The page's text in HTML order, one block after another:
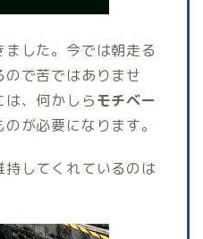
した。今では朝走る
で苦ではありませ
は、何かしらモチベー
が必要になります。
してくれているのは